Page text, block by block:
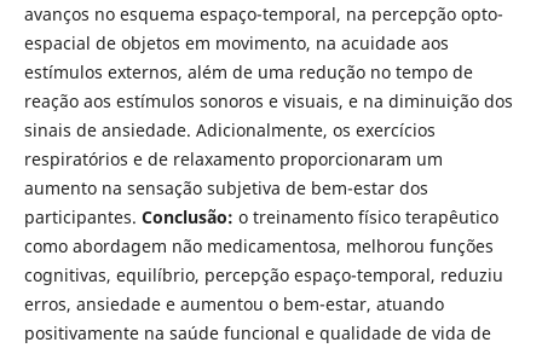
avanços no esquema espaço-temporal, na percepção opto-
espacial de objetos em movimento, na acuidade aos
estímulos externos, além de uma redução no tempo de
reação aos estímulos sonoros e visuais, e na diminuição dos
sinais de ansiedade. Adicionalmente, os exercícios
respiratórios e de relaxamento proporcionaram um
aumento na sensação subjetiva de bem-estar dos
participantes. Conclusão: o treinamento físico terapêutico
como abordagem não medicamentosa, melhorou funções
cognitivas, equilíbrio, percepção espaço-temporal, reduziu
erros, ansiedade e aumentou o bem-estar, atuando
positivamente na saúde funcional e qualidade de vida de